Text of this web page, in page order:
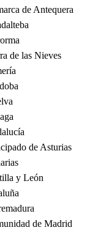
de Antequera
de las Nieves
de Asturias
y León
de Madrid